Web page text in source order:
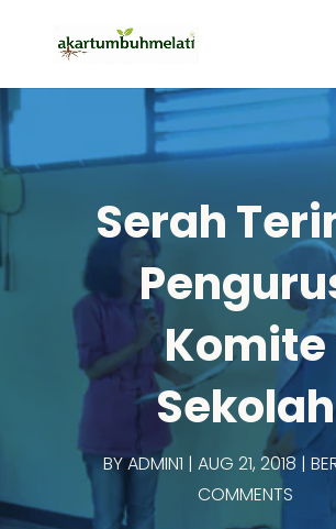
Serah
Komite
Sekolah
BYADMIN1 AUG 21, 2018
COMMENTS